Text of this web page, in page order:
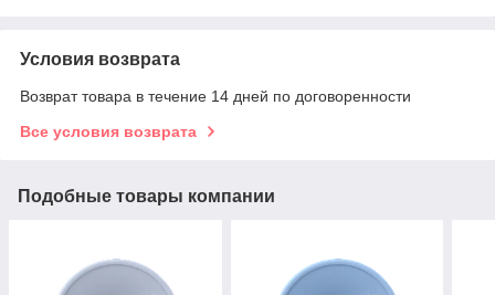
Условия возврата
Возврат товара в течение 14 дней по договоренности
Все условия возврата
Подобные товары компании